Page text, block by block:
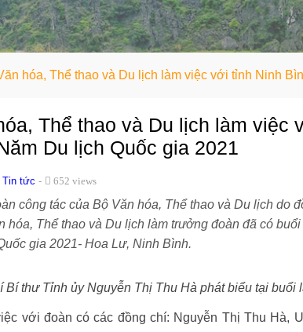
hóa, Thể thao và Du lịch làm việc với tỉnh Ninh
Thể thao và Du lịch làm việc
Du lịch Quốc gia 2021
Tin tức - 652 views
công tác của Bộ Văn hóa, Thể thao và Du lịch do
hóa, Thể thao và Du lịch làm trưởng đoàn đã có
gia 2021- Hoa Lư, Ninh Bình.
Bí thư Tỉnh ủy Nguyễn Thị Thu Hà phát biểu tại buổi
với đoàn có các đồng chí: Nguyễn Thị Thu Hà,